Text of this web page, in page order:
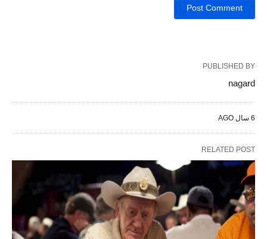
PUBLISHED BY
nagard
6 سال AGO
RELATED POST